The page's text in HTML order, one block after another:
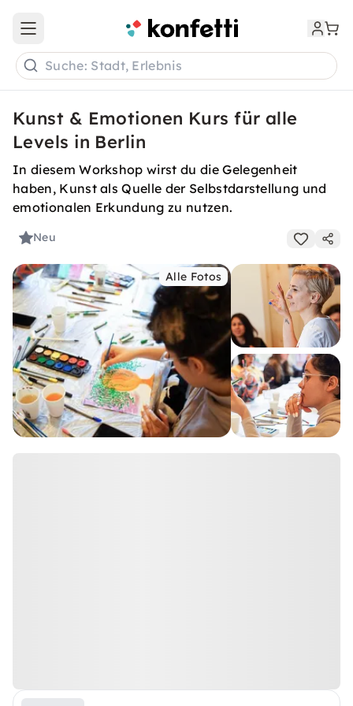
Open main menu
Suche: Stadt, Erlebnis
Kunst & Emotionen Kurs für alle
Levels in Berlin
In diesem Workshop wirst du die Gelegenheit
haben, Kunst als Quelle der Selbstdarstellung und
emotionalen Erkundung zu nutzen.
Neu
Alle Fotos